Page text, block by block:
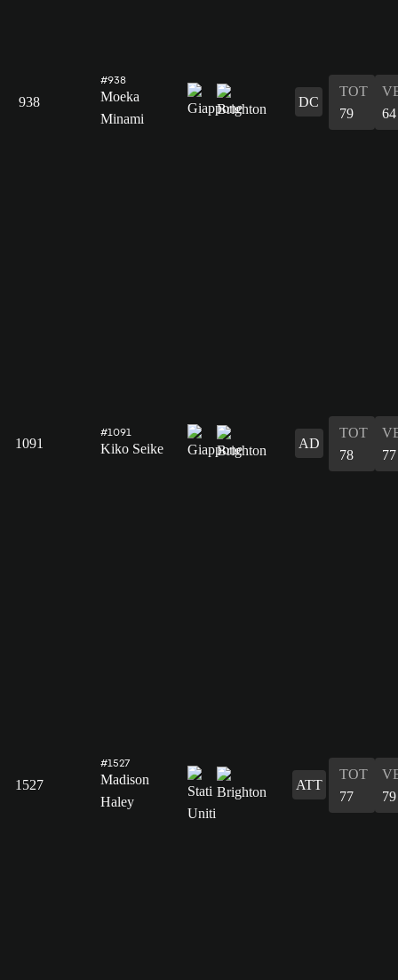
938
#938
Moeka
Minami
DC
TOT
79
64
1091
#1091
Kiko Seike AD
TOT
78
77
1527
#1527
Madison
Haley
ATT
TOT
77
79